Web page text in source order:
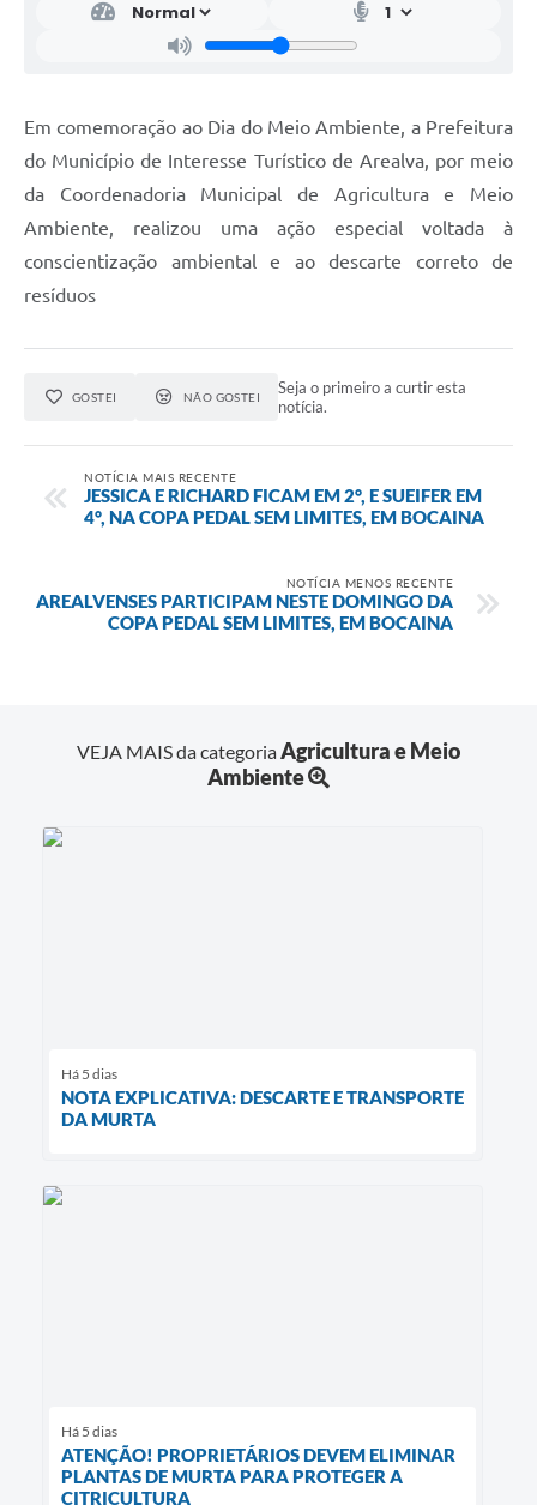
Em comemoração ao Dia do Meio Ambiente, a Prefeitura
do Município de Interesse Turístico de Arealva, por meio
da Coordenadoria Municipal de Agricultura e Meio
Ambiente, realizou uma ação especial voltada à
conscientização ambiental e ao descarte correto de
resíduos
GOSTEI NÃO GOSTEI
Seja o primeiro a curtir esta
notícia.
NOTÍCIA MAIS RECENTE
JESSICA E RICHARD FICAM EM 2°, E SUEIFER EM
4°, NA COPA PEDAL SEM LIMITES, EM BOCAINA
NOTÍCIA MENOS RECENTE
AREALVENSES PARTICIPAM NESTE DOMINGO DA
COPA PEDAL SEM LIMITES, EM BOCAINA
VEJA MAIS da categoriaAgricultura e Meio
Ambiente
Há 5 dias
NOTA EXPLICATIVA: DESCARTE E TRANSPORTE
DA MURTA
Há 5 dias
ATENÇÃO! PROPRIETÁRIOS DEVEM ELIMINAR
PLANTAS DE MURTA PARA PROTEGER A
CITRICULTURA